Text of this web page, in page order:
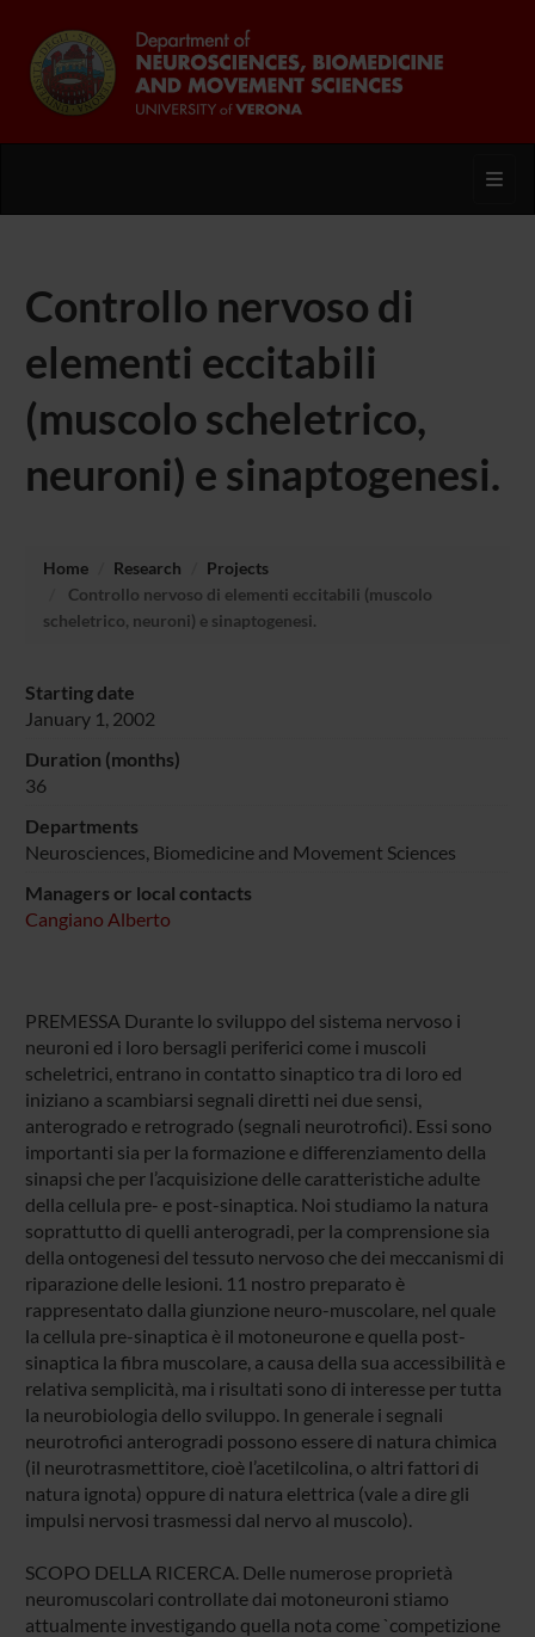
Controllo nervoso di
elementi eccitabili
(muscolo scheletrico,
neuroni) e sinaptogenesi.
Home Research
Projects
Controllo nervoso di elementi eccitabili (muscolo
scheletrico, neuroni) e sinaptogenesi.
Starting date
January 1, 2002
Duration (months)
36
Departments
Neurosciences, Biomedicine and Movement Sciences
Managers or local contacts
Cangiano Alberto
PREMESSA Durante lo sviluppo del sistema nervoso i
neuroni ed i loro bersagli periferici come i muscoli
scheletrici, entrano in contatto sinaptico tra di loro ed
iniziano a scambiarsi segnali diretti nei due sensi,
anterogrado e retrogrado (segnali neurotrofici). Essi sono
importanti sia per la formazione e differenziamento della
sinapsi che per l’acquisizione delle caratteristiche adulte
della cellula pre- e post-sinaptica. Noi studiamo la natura
soprattutto di quelli anterogradi, per la comprensione sia
della ontogenesi del tessuto nervoso che dei meccanismi di
riparazione delle lesioni. 11 nostro preparato è
rappresentato dalla giunzione neuro-muscolare, nel quale
la cellula pre-sinaptica è il motoneurone e quella post-
sinaptica la fibra muscolare, a causa della sua accessibilità e
relativa semplicità, ma i risultati sono di interesse per tutta
la neurobiologia dello sviluppo. In generale i segnali
neurotrofici anterogradi possono essere di natura chimica
(il neurotrasmettitore, cioè l’acetilcolina, o altri fattori di
natura ignota) oppure di natura elettrica (vale a dire gli
impulsi nervosi trasmessi dal nervo al muscolo).
SCOPO DELLA RICERCA. Delle numerose proprietà
neuromuscolari controllate dai motoneuroni stiamo
attualmente investigando quella nota come `competizione